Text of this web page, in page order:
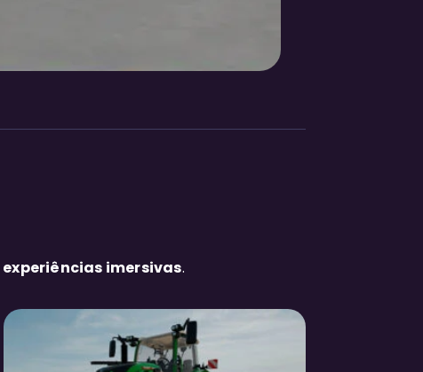
experiências imersivas.